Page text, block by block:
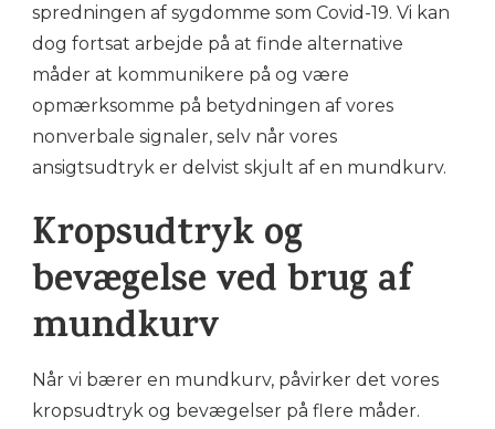
spredningen af sygdomme som Covid-19. Vi kan
dog fortsat arbejde på at finde alternative
måder at kommunikere på og være
opmærksomme på betydningen af vores
nonverbale signaler, selv når vores
ansigtsudtryk er delvist skjult af en mundkurv.
Kropsudtryk og
bevægelse ved brug af
mundkurv
Når vi bærer en mundkurv, påvirker det vores
kropsudtryk og bevægelser på flere måder.